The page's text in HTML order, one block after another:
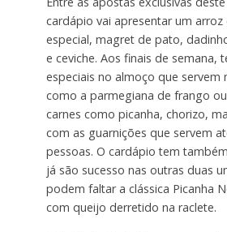
cardápio vai apresentar um arroz
especial, magret de pato,
e ceviche. Aos finais de semana,
especiais no almoço que servem
como a parmegiana de frango
carnes como picanha, chorizo,
com as guarnições que servem
pessoas. O cardápio tem
já são sucesso nas outras duas
podem faltar a clássica Picanha
com queijo derretido na raclete.